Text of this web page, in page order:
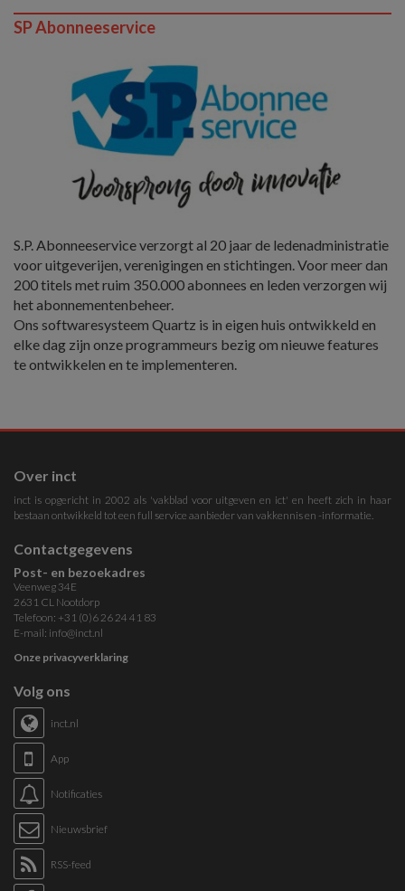
SP Abonneeservice
S.P. Abonneeservice verzorgt al 20 jaar de ledenadministratie
voor uitgeverijen, verenigingen en stichtingen. Voor meer dan
200 titels met ruim 350.000 abonnees en leden verzorgen wij
het abonnementenbeheer.
Ons softwaresysteem Quartz is in eigen huis ontwikkeld en
elke dag zijn onze programmeurs bezig om nieuwe features
te ontwikkelen en te implementeren.
Over inct
inct is opgericht in 2002 als 'vakblad voor uitgeven en ict' en heeft zich in haar
bestaan ontwikkeld tot een full service aanbieder van vakkennis en -informatie.
Contactgegevens
Post- en bezoekadres
Veenweg 34E
2631 CL Nootdorp
Telefoon: +31 (0)6 26 24 41 83
E-mail: info@inct.nl
Onze privacyverklaring
Volg ons
inct.nl
App
Notificaties
Nieuwsbrief
RSS-feed